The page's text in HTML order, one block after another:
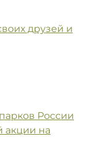
друзей и
России
акции на